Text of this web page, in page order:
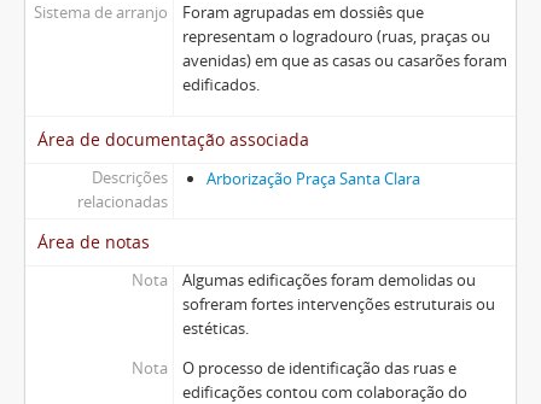
Sistema de arranjo
Foram agrupadas em dossiês que
representam o logradouro (ruas, praças ou
avenidas) em que as casas ou casarões foram
edificados.
Área de documentação associada
Descrições
relacionadas
Arborização Praça Santa Clara
Área de notas
Nota
Algumas edificações foram demolidas ou
sofreram fortes intervenções estruturais ou
estéticas.
Nota
O processo de identificação das ruas e
edificações contou com colaboração do